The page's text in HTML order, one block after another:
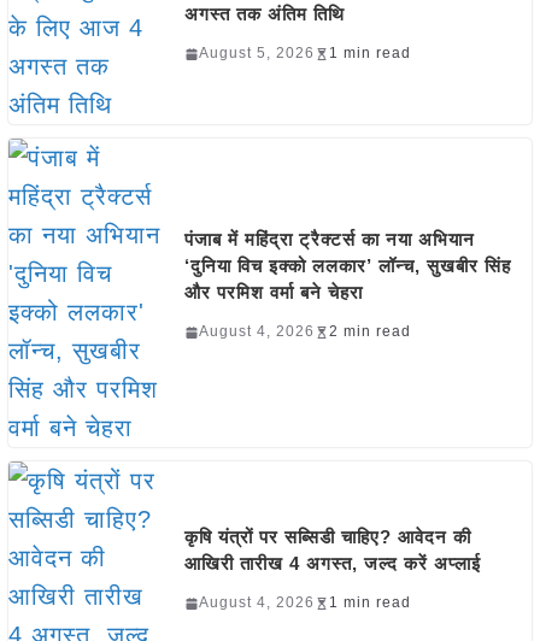
अगस्त तक अंतिम तिथि
August 5, 2026 1 min read
पंजाब में महिंद्रा ट्रैक्टर्स का नया अभियान
‘दुनिया विच इक्को ललकार’ लॉन्च, सुखबीर सिंह
और परमिश वर्मा बने चेहरा
August 4, 2026 2 min read
कृषि यंत्रों पर सब्सिडी चाहिए? आवेदन की
आखिरी तारीख 4 अगस्त, जल्द करें अप्लाई
August 4, 2026 1 min read